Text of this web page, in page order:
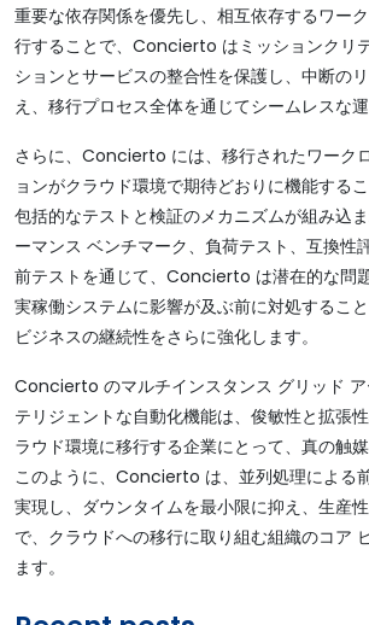
重要な依存関係を優先し、相互依存するワー
行することで、Concierto はミッションクリ
ションとサービスの整合性を保護し、中断の
え、移行プロセス全体を通じてシームレスな運
さらに、Concierto には、移行されたワーク
ョンがクラウド環境で期待どおりに機能する
包括的なテストと検証のメカニズムが組み込
ーマンス ベンチマーク、負荷テスト、互換性
前テストを通じて、Concierto は潜在的な問
実稼働システムに影響が及ぶ前に対処するこ
ビジネスの継続性をさらに強化します。
Concierto のマルチインスタンス グリッド
テリジェントな自動化機能は、俊敏性と拡張
ラウド環境に移行する企業にとって、真の触
このように、Concierto は、並列処理による
実現し、ダウンタイムを最小限に抑え、生産
で、クラウドへの移行に取り組む組織のコア
ます。